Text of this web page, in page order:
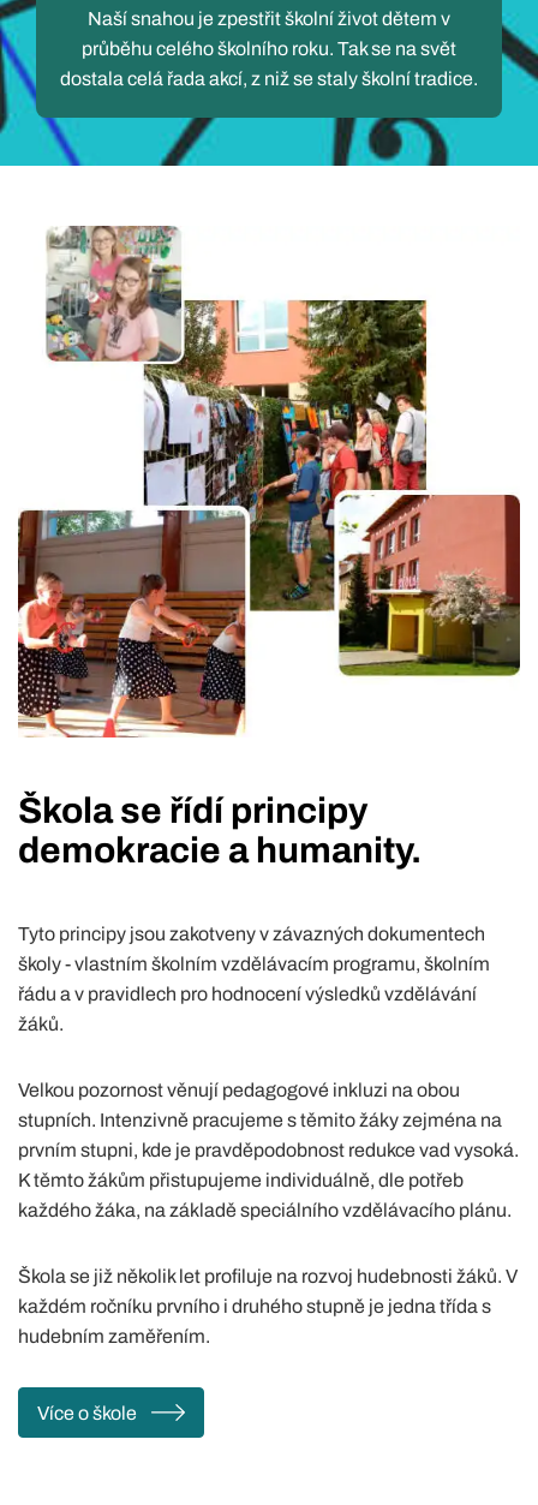
Naší snahou je zpestřit školní život dětem v
průběhu celého školního roku. Tak se na svět
dostala celá řada akcí, z niž se staly školní tradice.
Škola se řídí principy
demokracie a humanity.
Tyto principy jsou zakotveny v závazných dokumentech
školy - vlastním školním vzdělávacím programu, školním
řádu a v pravidlech pro hodnocení výsledků vzdělávání
žáků.
Velkou pozornost věnují pedagogové inkluzi na obou
stupních. Intenzivně pracujeme s těmito žáky zejména na
prvním stupni, kde je pravděpodobnost redukce vad vysoká.
K těmto žákům přistupujeme individuálně, dle potřeb
každého žáka, na základě speciálního vzdělávacího plánu.
Škola se již několik let profiluje na rozvoj hudebnosti žáků. V
každém ročníku prvního i druhého stupně je jedna třída s
hudebním zaměřením.
Více o škole